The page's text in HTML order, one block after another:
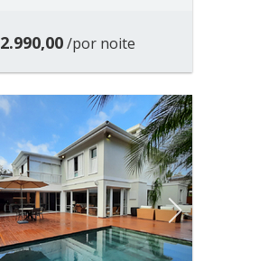
2.990,00/por noite
Next